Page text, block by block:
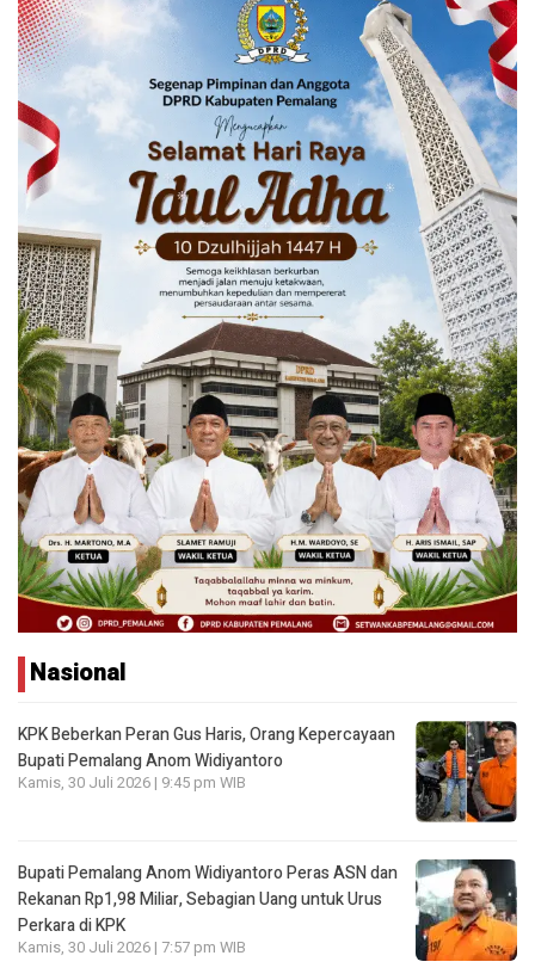
Nasional
KPK Beberkan Peran Gus Haris, Orang Kepercayaan
Bupati Pemalang Anom Widiyantoro
Kamis, 30 Juli 2026 | 9:45 pm WIB
Bupati Pemalang Anom Widiyantoro Peras ASN dan
Rekanan Rp1,98 Miliar, Sebagian Uang untuk Urus
Perkara di KPK
Kamis, 30 Juli 2026 | 7:57 pm WIB